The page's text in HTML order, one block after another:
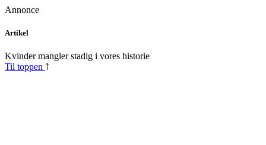
Annonce
Skip
content
Artikel
Kvinder mangler stadig i vores historie
Til toppen